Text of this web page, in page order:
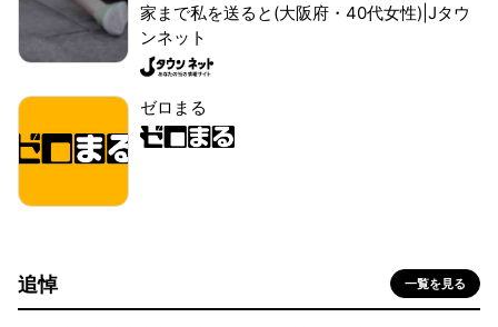
家まで私を送ると(大阪府・40代女性)|Jタウ
ンネット
ゼロまる
追悼 一覧を見る